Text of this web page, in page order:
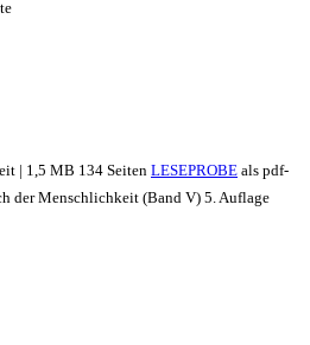
| 1,5 MB 134 Seiten LESEPROBE als pdf-
der Menschlichkeit (Band V) 5. Auflage